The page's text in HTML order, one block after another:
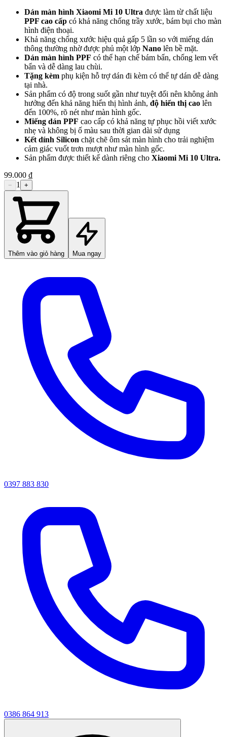
Dán màn hình Xiaomi Mi 10 Ultra được làm từ chất liệu
PPF cao cấp có khả năng chống trầy xước, bám bụi cho màn
hình điện thoại.
Khả năng chống xước hiệu quả gấp 5 lần so với miếng dán
thông thường nhờ được phủ một lớp Nano lên bề mặt.
Dán màn hình PPF có thể hạn chế bám bẩn, chống lem vết
bẩn và dễ dàng lau chùi.
Tặng kèm phụ kiện hỗ trợ dán đi kèm có thể tự dán dễ dàng
tại nhà.
Sản phẩm có độ trong suốt gần như tuyệt đối nên không ảnh
hưởng đến khả năng hiển thị hình ảnh, độ hiển thị cao lên
đến 100%, rõ nét như màn hình gốc.
Miếng dán PPF cao cấp có khả năng tự phục hồi viết xước
nhẹ và không bị ố màu sau thời gian dài sử dụng
Kết dính Silicon chặt chẽ ôm sát màn hình cho trải nghiệm
cảm giác vuốt trơn mượt như màn hình gốc.
Sản phẩm được thiết kế dành riêng cho Xiaomi Mi 10 Ultra.
99.000 ₫
− 1 +
Thêm vào giỏ hàng Mua ngay
0397 883 830
0386 864 913